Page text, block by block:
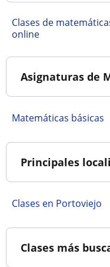
Clases de matemáticas
online
Asignaturas de
Matemáticas básicas
Principales
Clases en Portoviejo
Clases más